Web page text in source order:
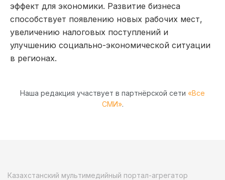
эффект для экономики. Развитие бизнеса
способствует появлению новых рабочих мест,
увеличению налоговых поступлений и
улучшению социально-экономической ситуации
в регионах.
Наша редакция участвует в партнёрской сети «Все
СМИ».
Казахстанский мультимедийный портал-агрегатор